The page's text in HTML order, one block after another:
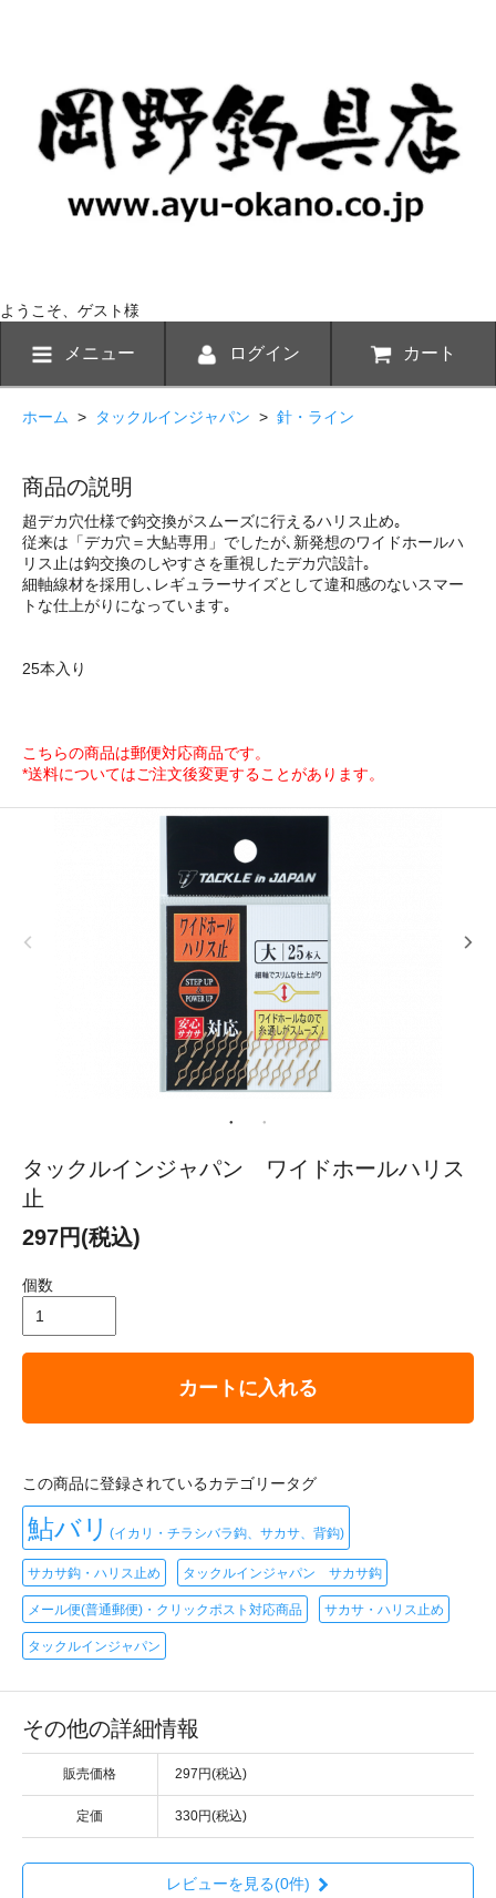
ようこそ、ゲスト様
メニュー ログイン カート
ホーム > タックルインジャパン > 針・ライン
商品の説明
超デカ穴仕様で鈎交換がスムーズに行えるハリス止め｡
従来は「デカ穴＝大鮎専用」でしたが､新発想のワイドホールハ
リス止は鈎交換のしやすさを重視したデカ穴設計｡
細軸線材を採用し､レギュラーサイズとして違和感のないスマー
トな仕上がりになっています｡
25本入り
こちらの商品は郵便対応商品です。
*送料についてはご注文後変更することがあります。
タックルインジャパン ワイドホールハリス
止
297円(税込)
個数
カートに入れる
この商品に登録されているカテゴリータグ
鮎バリ (イカリ・チラシバラ鈎、サカサ、背鈎)
サカサ鈎・ハリス止め タックルインジャパン サカサ鈎
メール便(普通郵便)・クリックポスト対応商品 サカサ・ハリス止め
タックルインジャパン
その他の詳細情報
販売価格 297円(税込)
定価 330円(税込)
レビューを見る(0件)